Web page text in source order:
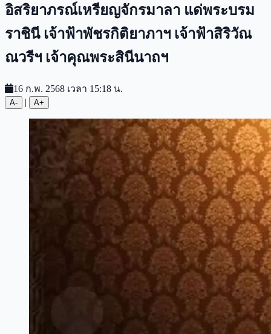
อิสริยาภรณ์เหรียญจักรมาลา แด่พระบรม
ราชินี เจ้าฟ้าพัชรกิติยาภาฯ เจ้าฟ้าสิริวัณ
ณวรีฯ เจ้าคุณพระสินีนาถฯ
16 ก.พ. 2568 เวลา 15:18 น.
A- | A+